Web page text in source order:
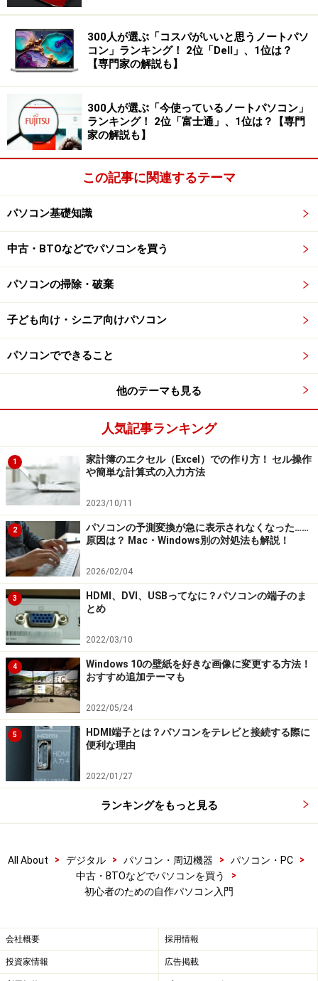
マザーボード
CPU
メモリ
これ以外にも、マザーボード上にあるチップセットに画
面表示用の機能がない場合には、更にグラフィックボー
ドと呼ばれる画面表示用の部品が必要となります。
上記で説明したパソコンショップでのキットはこれらが
全て含まれており、説明書に従って組み立てるだけにな
っています。部品を揃えるのに自信がない方は、このよ
うなキットを使うと良いでしょう。
このようにパソコンショップでは自作キットを用意している
ところがある
1/2
300人が選ぶ「コスパがいいと思うノートパソ
コン」ランキング！ 2位「Dell」、1位は？
【専門家の解説も】
300人が選ぶ「今使っているノートパソコン」
ランキング！ 2位「富士通」、1位は？【専門
家の解説も】
この記事に関連するテーマ
パソコン基礎知識
中古・BTOなどでパソコンを買う
パソコンの掃除・破棄
子ども向け・シニア向けパソコン
パソコンでできること
他のテーマも見る
人気記事ランキング
1
家計簿のエクセル（Excel）での作り方！ セル操作
や簡単な計算式の入力方法
2023/10/11
2
パソコンの予測変換が急に表示されなくなった……
原因は？ Mac・Windows別の対処法も解説！
2026/02/04
3
HDMI、DVI、USBってなに？パソコンの端子のま
とめ
2022/03/10
4
Windows 10の壁紙を好きな画像に変更する方法！
おすすめ追加テーマも
2022/05/24
5
HDMI端子とは？パソコンをテレビと接続する際に
便利な理由
2022/01/27
ランキングをもっと見る
All About > デジタル > パソコン・周辺機器 > パソコン・PC
>
中古・BTOなどでパソコンを買う
>
初心者のための自作パソコン入門
会社概要 採用情報
投資家情報 広告掲載